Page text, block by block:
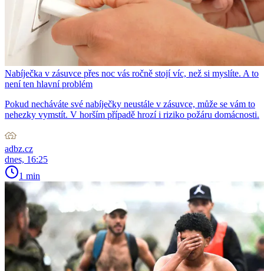
Nabíječka v zásuvce přes noc vás ročně stojí víc, než si myslíte. A to
není ten hlavní problém
Pokud necháváte své nabíječky neustále v zásuvce, může se vám to
nehezky vymstít. V horším případě hrozí i riziko požáru domácnosti.
adbz.cz
dnes, 16:25
1 min